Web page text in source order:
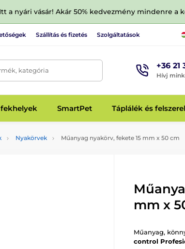
a nyári vásár! Akár 50% kedvezmény mindenre a
Szállítás és fizetés Szolgáltatások
kategória +36 21
Hívj
SmartPet Táplálék és
Nyakörvek Műanyag nyakörv, fekete 15 mm x 50 cm
mm x
Műanyag,
control